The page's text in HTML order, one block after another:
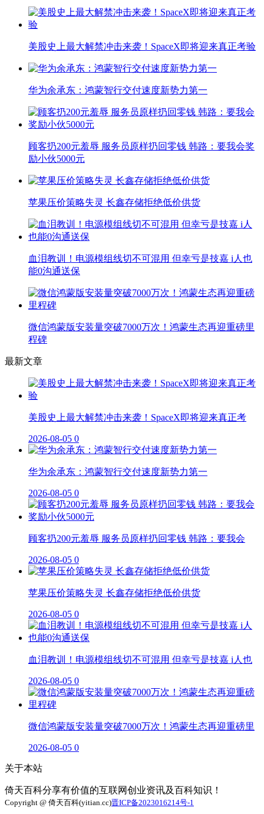
美股史上最大解禁冲击来袭！SpaceX即将迎来真正考验
华为余承东：鸿蒙智行交付速度新势力第一
顾客扔200元羞辱 服务员原样扔回零钱 韩路：要我会奖
励小伙5000元
苹果压价策略失灵 长鑫存储拒绝低价供货
血泪教训！电源模组线切不可混用 但幸亏是技嘉 i人也
能0沟通送保
微信鸿蒙版安装量突破7000万次！鸿蒙生态再迎重磅里
程碑
最新文章
美股史上最大解禁冲击来袭！SpaceX即将迎来真正考
2026-08-05 0
华为余承东：鸿蒙智行交付速度新势力第一
2026-08-05 0
顾客扔200元羞辱 服务员原样扔回零钱 韩路：要我会
2026-08-05 0
苹果压价策略失灵 长鑫存储拒绝低价供货
2026-08-05 0
血泪教训！电源模组线切不可混用 但幸亏是技嘉 i人也
2026-08-05 0
微信鸿蒙版安装量突破7000万次！鸿蒙生态再迎重磅里
2026-08-05 0
关于本站
倚天百科分享有价值的互联网创业资讯及百科知识！
Copyright @ 倚天百科(yitian.cc)晋ICP备2023016214号-1